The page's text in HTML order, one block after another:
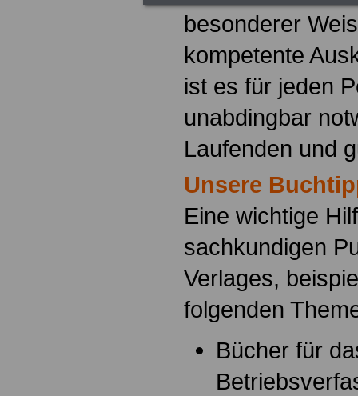
besonderer
kompetente
ist es für jeden
unabdingbar
Laufenden und
Unsere
Eine wichtige
sachkundigen
Verlages,
folgenden
Bücher für